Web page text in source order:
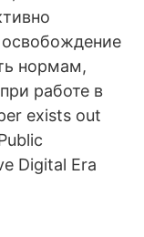
освобождение
нормам,
работе в
exists out
Digital Era